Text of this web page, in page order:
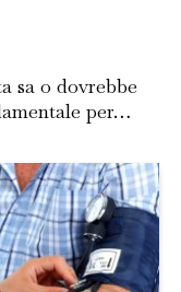
sa o dovrebbe
per…